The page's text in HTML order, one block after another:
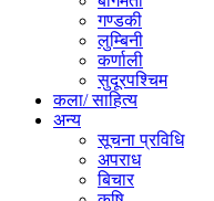
गण्डकी
लुम्बिनी
कर्णाली
सुदूरपश्चिम
कला/ साहित्य
अन्य
सूचना प्रविधि
अपराध
बिचार